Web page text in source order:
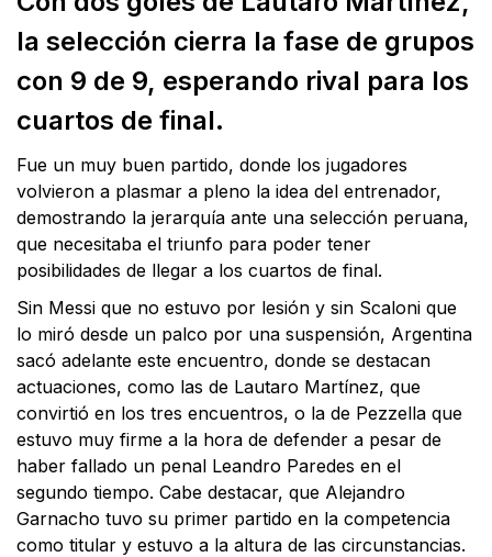
la selección cierra la fase de grupos
con 9 de 9, esperando rival para los
cuartos de final.
Fue un muy buen partido, donde los jugadores
volvieron a plasmar a pleno la idea del entrenador,
demostrando la jerarquía ante una selección peruana,
que necesitaba el triunfo para poder tener
posibilidades de llegar a los cuartos de final.
Sin Messi que no estuvo por lesión y sin Scaloni que
lo miró desde un palco por una suspensión, Argentina
sacó adelante este encuentro, donde se destacan
actuaciones, como las de Lautaro Martínez, que
convirtió en los tres encuentros, o la de Pezzella que
estuvo muy firme a la hora de defender a pesar de
haber fallado un penal Leandro Paredes en el
segundo tiempo. Cabe destacar, que Alejandro
Garnacho tuvo su primer partido en la competencia
como titular y estuvo a la altura de las circunstancias.